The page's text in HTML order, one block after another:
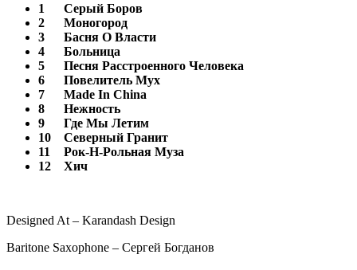
1
Серый Боров
2
Моногород
3
Басня О Власти
4
Больница
5
Песня Расстроенного Человека
6
Повелитель Мух
7
Made In China
8
Нежность
9
Где Мы Летим
10
Северный Гранит
11
Рок-Н-Рольная Муза
12
Хич
Designed At – Karandash Design
Baritone Saxophone – Сергей Богданов